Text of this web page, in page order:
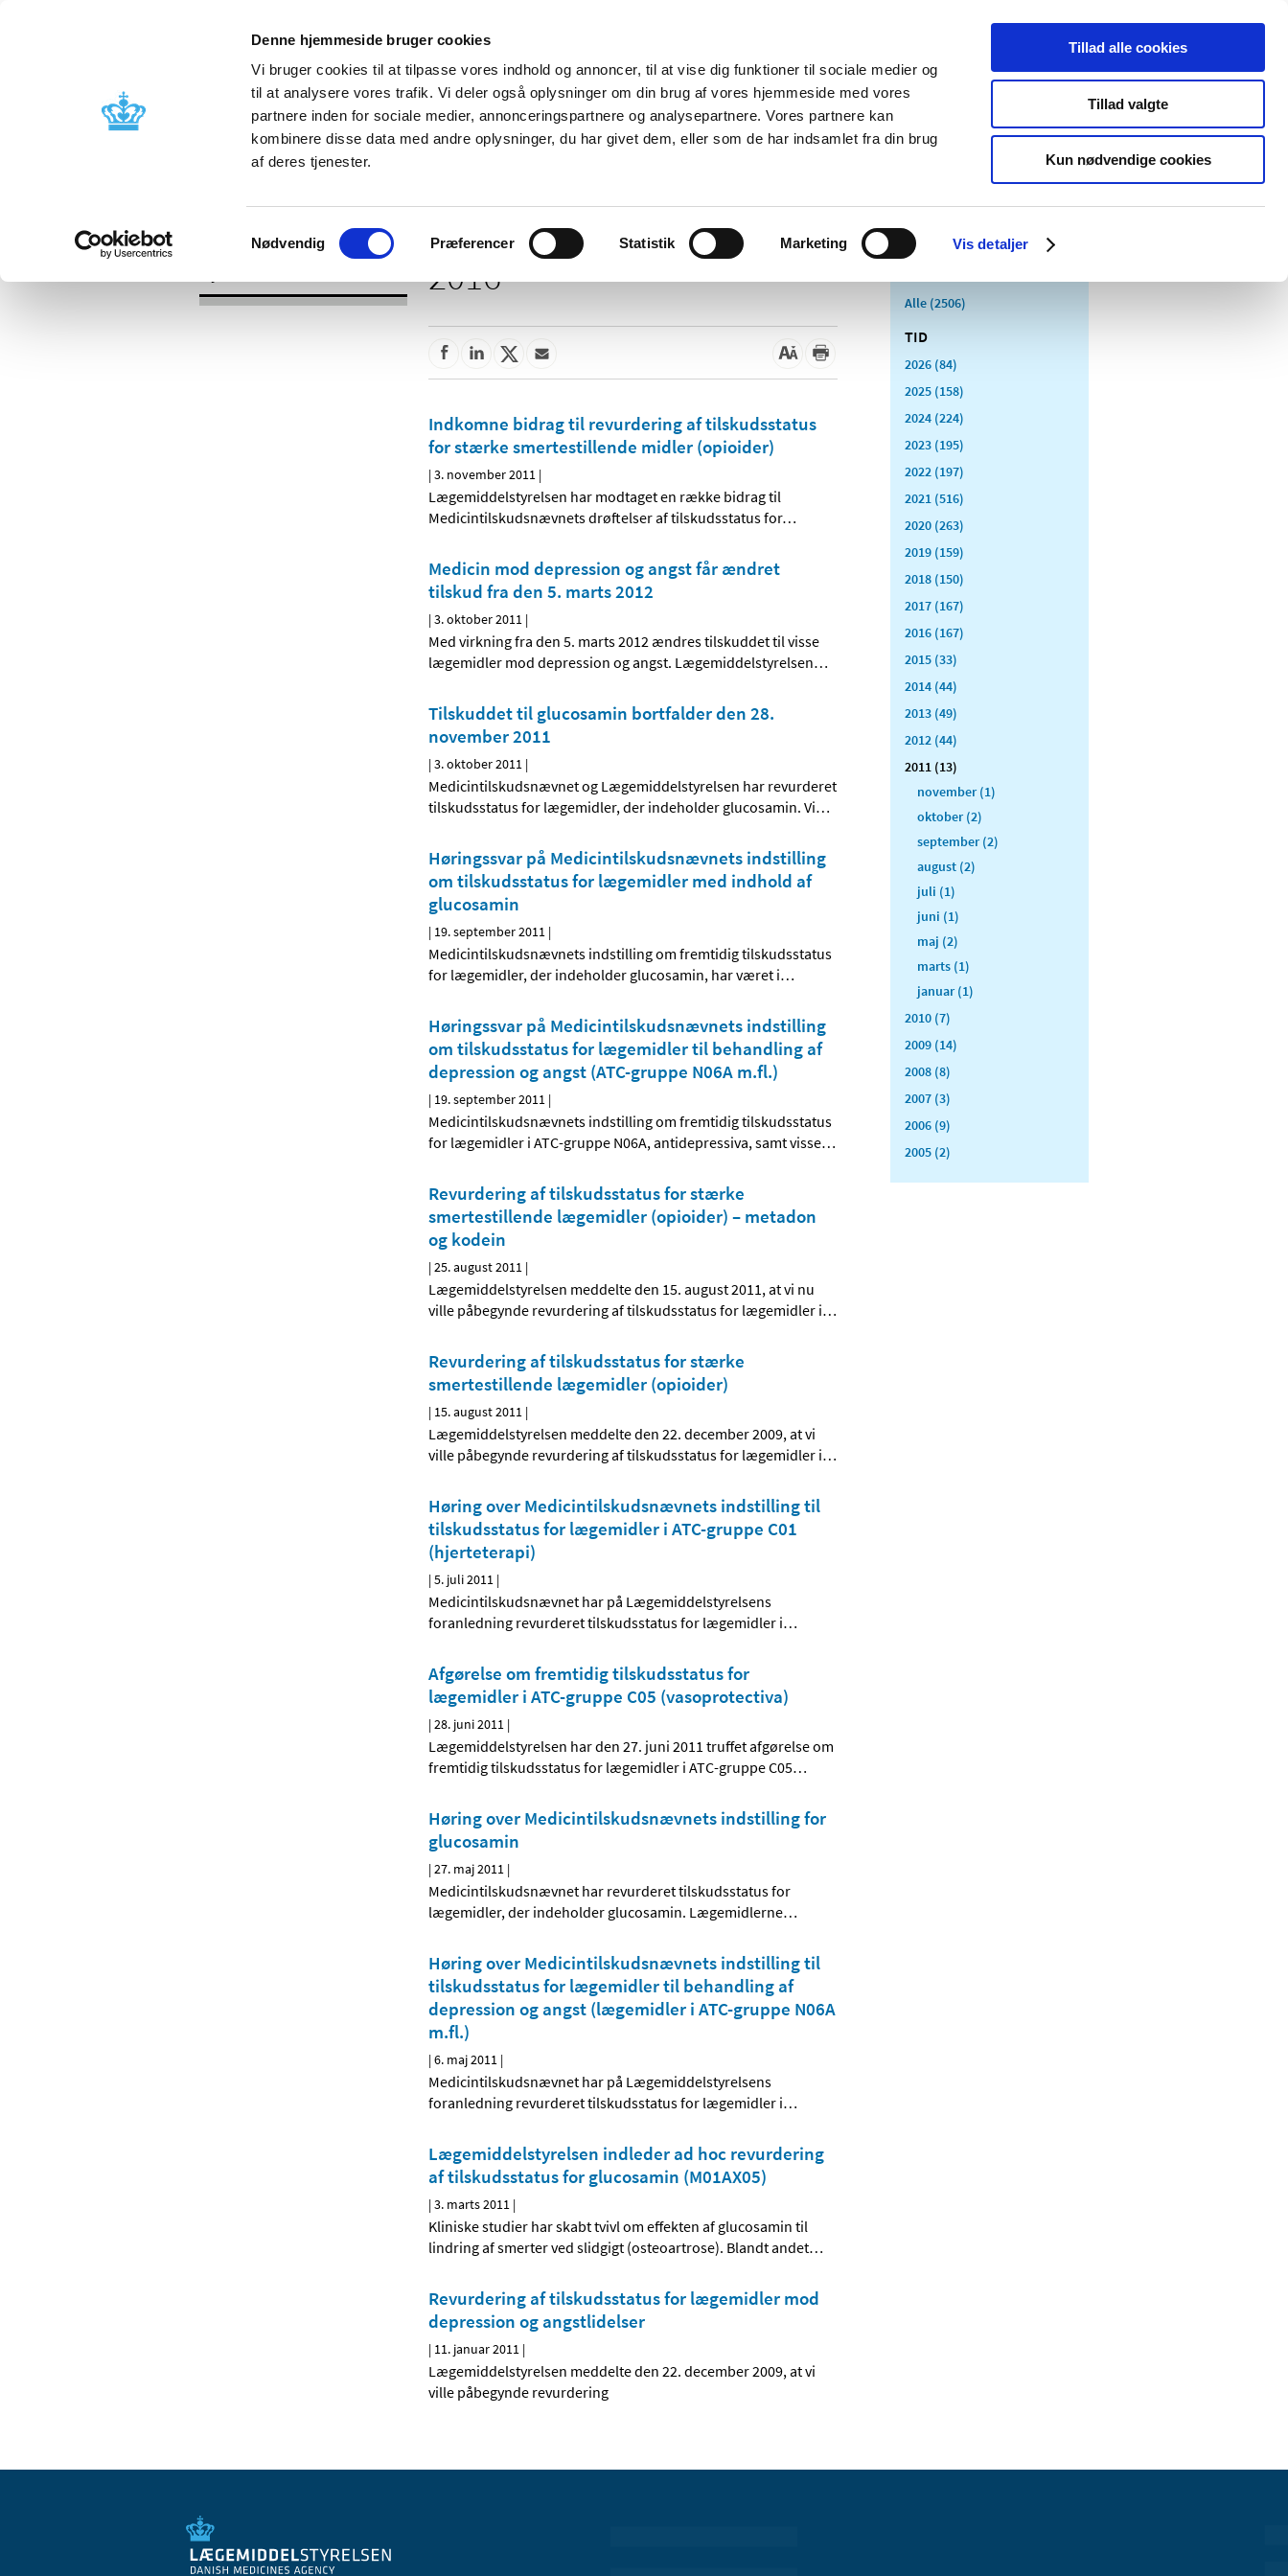
Denne hjemmeside bruger cookies
Vi bruger cookies til at tilpasse vores indhold og annoncer, til at vise dig funktioner til sociale medier og
til at analysere vores trafik. Vi deler også oplysninger om din brug af vores hjemmeside med vores
partnere inden for sociale medier, annonceringspartnere og analysepartnere. Vores partnere kan
kombinere disse data med andre oplysninger, du har givet dem, eller som de har indsamlet fra din brug
af deres tjenester.
Samtykkevalg
Nødvendig Præferencer Statistik Marketing Vis detaljer
Tillad alle cookies
Tillad valgte
Kun nødvendige cookies
Nyheder Om os Kontakt Udgivelser
Godkendelse og
Bivirkninger og
produktinformation
Tilskud og
Apoteker og salg af
Medicinsk
Særlige
produktområder
2016
Indkomne bidrag til revurdering af tilskudsstatus
for stærke smertestillende midler (opioider)
|3. november 2011 |
Lægemiddelstyrelsen har modtaget en række bidrag til
Medicintilskudsnævnets drøftelser af tilskudsstatus for…
Medicin mod depression og angst får ændret
tilskud fra den 5. marts 2012
|3. oktober 2011 |
Med virkning fra den 5. marts 2012 ændres tilskuddet til visse
lægemidler mod depression og angst. Lægemiddelstyrelsen…
Tilskuddet til glucosamin bortfalder den 28.
november 2011
|3. oktober 2011 |
Medicintilskudsnævnet og Lægemiddelstyrelsen har revurderet
tilskudsstatus for lægemidler, der indeholder glucosamin. Vi…
Høringssvar på Medicintilskudsnævnets indstilling
om tilskudsstatus for lægemidler med indhold af
glucosamin
| 19. september 2011 |
Medicintilskudsnævnets indstilling om fremtidig tilskudsstatus
for lægemidler, der indeholder glucosamin, har været i…
Høringssvar på Medicintilskudsnævnets indstilling
om tilskudsstatus for lægemidler til behandling af
depression og angst (ATC-gruppe N06A m.fl.)
| 19. september 2011 |
Medicintilskudsnævnets indstilling om fremtidig tilskudsstatus
for lægemidler i ATC-gruppe N06A, antidepressiva, samt visse…
Revurdering af tilskudsstatus for stærke
smertestillende lægemidler (opioider) – metadon
og kodein
|25. august 2011 |
Lægemiddelstyrelsen meddelte den 15. august 2011, at vi nu
ville påbegynde revurdering af tilskudsstatus for lægemidler i…
Revurdering af tilskudsstatus for stærke
smertestillende lægemidler (opioider)
| 15. august 2011 |
Lægemiddelstyrelsen meddelte den 22. december 2009, at vi
ville påbegynde revurdering af tilskudsstatus for lægemidler i…
Høring over Medicintilskudsnævnets indstilling til
tilskudsstatus for lægemidler i ATC-gruppe C01
(hjerteterapi)
|5. juli 2011 |
Medicintilskudsnævnet har på Lægemiddelstyrelsens
foranledning revurderet tilskudsstatus for lægemidler i…
Afgørelse om fremtidig tilskudsstatus for
lægemidler i ATC-gruppe C05 (vasoprotectiva)
|28. juni 2011 |
Lægemiddelstyrelsen har den 27. juni 2011 truffet afgørelse om
fremtidig tilskudsstatus for lægemidler i ATC-gruppe C05…
Høring over Medicintilskudsnævnets indstilling for
glucosamin
|27. maj 2011 |
Medicintilskudsnævnet har revurderet tilskudsstatus for
lægemidler, der indeholder glucosamin. Lægemidlerne…
Høring over Medicintilskudsnævnets indstilling til
tilskudsstatus for lægemidler til behandling af
depression og angst (lægemidler i ATC-gruppe N06A
m.fl.)
|6. maj 2011 |
Medicintilskudsnævnet har på Lægemiddelstyrelsens
foranledning revurderet tilskudsstatus for lægemidler i…
Lægemiddelstyrelsen indleder ad hoc revurdering
af tilskudsstatus for glucosamin (M01AX05)
|3. marts 2011 |
Kliniske studier har skabt tvivl om effekten af glucosamin til
lindring af smerter ved slidgigt (osteoartrose). Blandt andet…
Revurdering af tilskudsstatus for lægemidler mod
depression og angstlidelser
| 11. januar 2011 |
Lægemiddelstyrelsen meddelte den 22. december 2009, at vi
ville påbegynde revurdering
Alle (2506)
TID
2026 (84)
2025 (158)
2024 (224)
2023 (195)
2022 (197)
2021 (516)
2020 (263)
2019 (159)
2018 (150)
2017 (167)
2016 (167)
2015 (33)
2014 (44)
2013 (49)
2012 (44)
2011 (13)
november (1)
oktober (2)
september (2)
august (2)
juli (1)
juni (1)
maj (2)
marts (1)
januar (1)
2010 (7)
2009 (14)
2008 (8)
2007 (3)
2006 (9)
2005 (2)